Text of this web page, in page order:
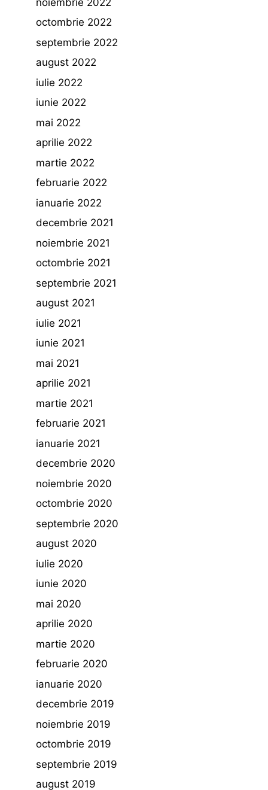
octombrie 2022
septembrie 2022
august 2022
iulie 2022
iunie 2022
mai 2022
aprilie 2022
martie 2022
februarie 2022
ianuarie 2022
decembrie 2021
noiembrie 2021
octombrie 2021
septembrie 2021
august 2021
iulie 2021
iunie 2021
mai 2021
aprilie 2021
martie 2021
februarie 2021
ianuarie 2021
decembrie 2020
noiembrie 2020
octombrie 2020
septembrie 2020
august 2020
iulie 2020
iunie 2020
mai 2020
aprilie 2020
martie 2020
februarie 2020
ianuarie 2020
decembrie 2019
noiembrie 2019
octombrie 2019
septembrie 2019
august 2019